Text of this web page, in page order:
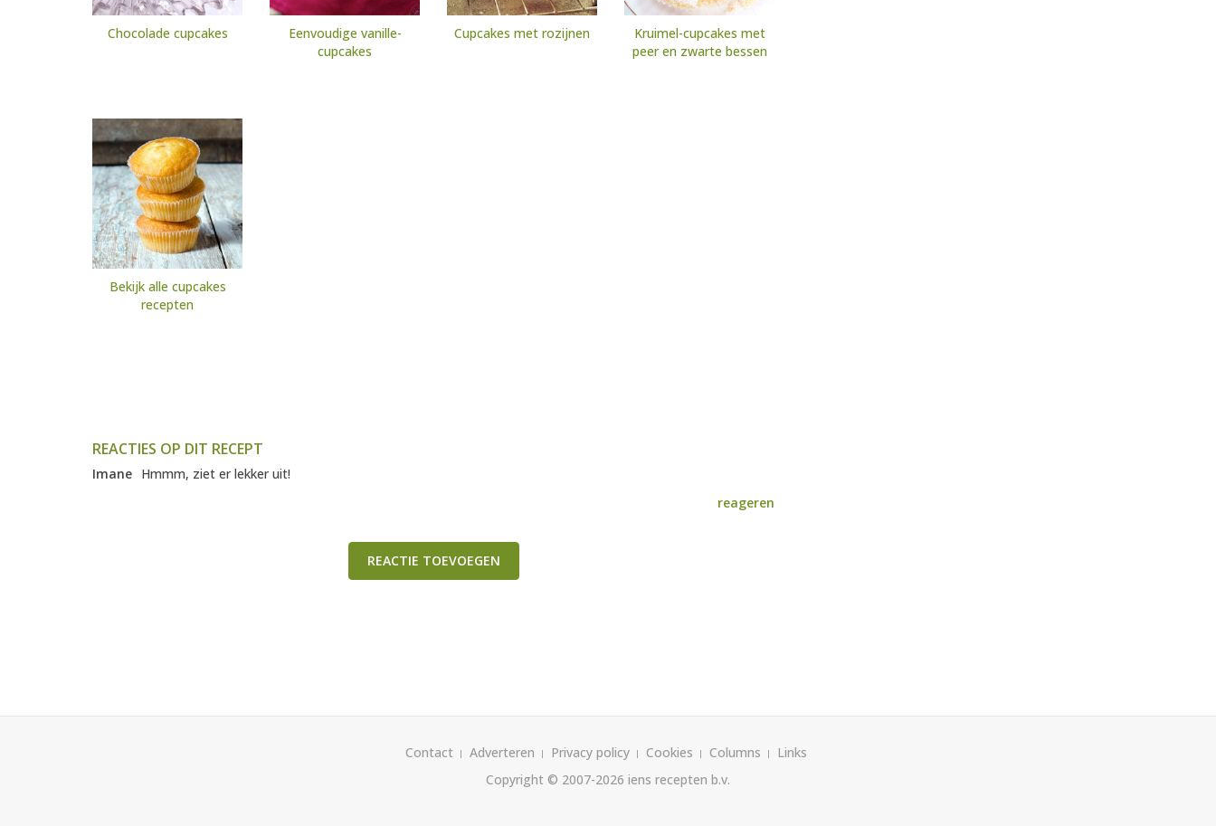
Chocolade cupcakes
Eenvoudige vanille-
cupcakes
Cupcakes met rozijnen
Kruimel-cupcakes met
peer en zwarte bessen
Bekijk alle cupcakes
recepten
REACTIES OP DIT RECEPT
Imane Hmmm, ziet er lekker uit!
reageren
REACTIE TOEVOEGEN
Contact Adverteren Privacy policy Cookies Columns
Links
Copyright © 2007-2026 iens recepten b.v.